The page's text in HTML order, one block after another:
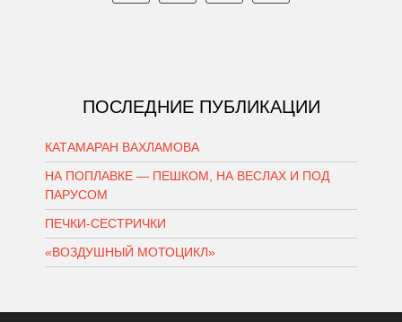
ПОСЛЕДНИЕ ПУБЛИКАЦИИ
КАТАМАРАН ВАХЛАМОВА
НА ПОПЛАВКЕ — ПЕШКОМ, НА ВЕСЛАХ И ПОД
ПАРУСОМ
ПЕЧКИ-СЕСТРИЧКИ
«ВОЗДУШНЫЙ МОТОЦИКЛ»